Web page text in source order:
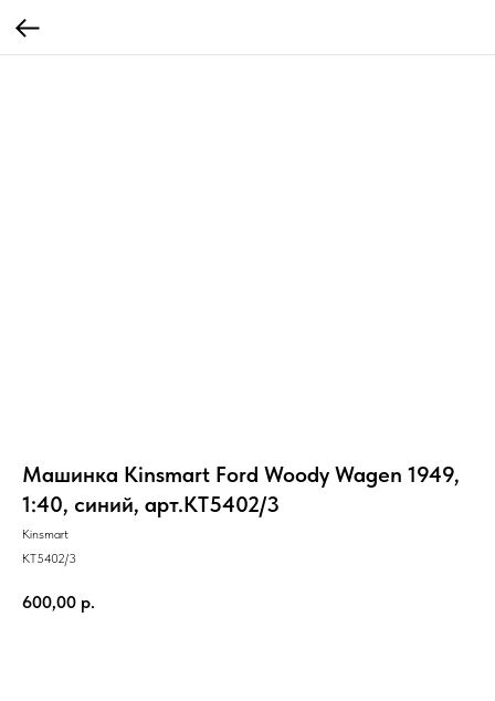
Машинка Kinsmart Ford Woody Wagen 1949,
1:40, синий, арт.KT5402/3
Kinsmart
KT5402/3
600,00 р.